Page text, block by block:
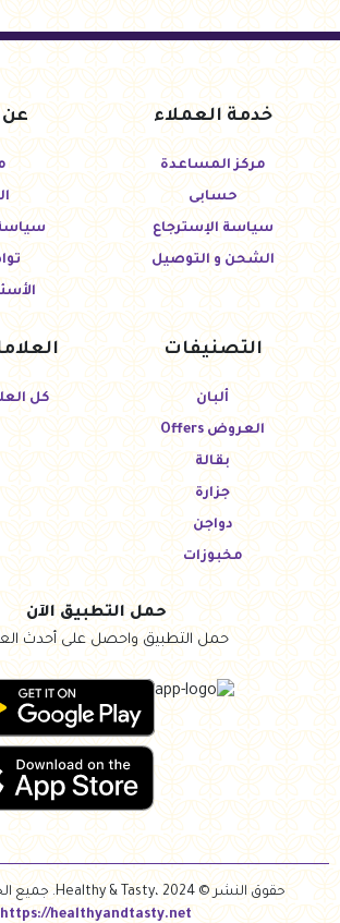
خدمة العملاء
مركز المساعدة
حسابى
سياسة الإسترجاع
الشحن و التوصيل
عن
التصنيفات
ألبان
العروض Offers
بقالة
جزارة
دواجن
مخبوزات
كل
حمل التطبيق الآن
حمل التطبيق واحصل على أحدث
حقوق النشر © Healthy & Tasty، 2024. جميع الحقوق محفوظة.
https://healthyandtasty.net